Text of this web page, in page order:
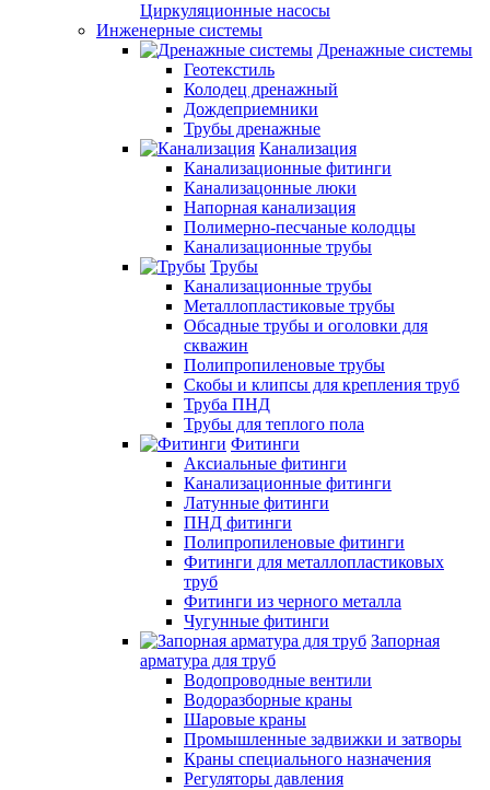
Циркуляционные насосы
Инженерные системы
Дренажные системы
Геотекстиль
Колодец дренажный
Дождеприемники
Трубы дренажные
Канализация
Канализационные фитинги
Канализацонные люки
Напорная канализация
Полимерно-песчаные колодцы
Канализационные трубы
Трубы
Канализационные трубы
Металлопластиковые трубы
Обсадные трубы и оголовки для
скважин
Полипропиленовые трубы
Скобы и клипсы для крепления труб
Труба ПНД
Трубы для теплого пола
Фитинги
Аксиальные фитинги
Канализационные фитинги
Латунные фитинги
ПНД фитинги
Полипропиленовые фитинги
Фитинги для металлопластиковых
труб
Фитинги из черного металла
Чугунные фитинги
Запорная
арматура для труб
Водопроводные вентили
Водоразборные краны
Шаровые краны
Промышленные задвижки и затворы
Краны специального назначения
Регуляторы давления